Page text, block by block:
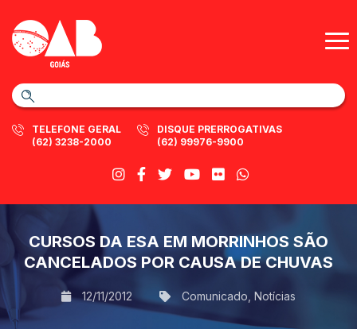
TELEFONE GERAL
(62) 3238-2000
DISQUE PRERROGATIVAS
(62) 99976-9900
CURSOS DA ESA EM MORRINHOS SÃO
CANCELADOS POR CAUSA DE CHUVAS
12/11/2012 Comunicado Notícias